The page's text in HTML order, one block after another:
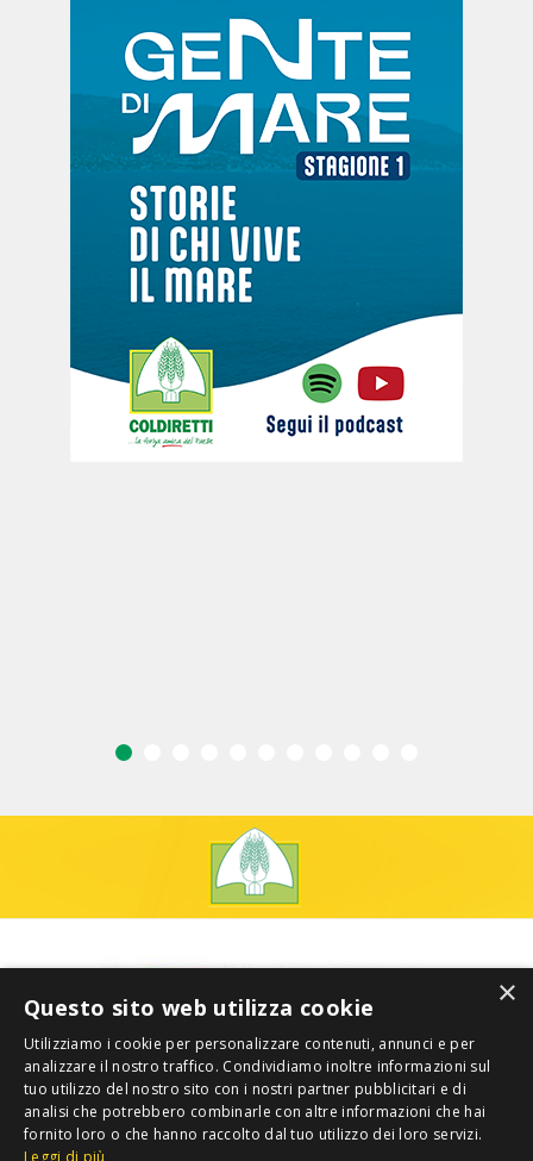
×
Questo sito web utilizza cookie
Utilizziamo i cookie per personalizzare contenuti, annunci e per
analizzare il nostro traffico. Condividiamo inoltre informazioni sul
tuo utilizzo del nostro sito con i nostri partner pubblicitari e di
analisi che potrebbero combinarle con altre informazioni che hai
fornito loro o che hanno raccolto dal tuo utilizzo dei loro servizi.
Leggi di più